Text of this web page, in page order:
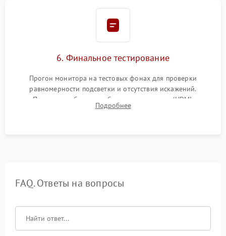
6. Финальное тестирование
Прогон монитора на тестовых фонах для проверки
равномерности подсветки и отсутствия искажений.
Проверка работоспособности всех портов (HDMI,
DisplayPort, VGA) и кнопок управления под нагрузкой в
Подробнее
FAQ. Ответы на вопросы